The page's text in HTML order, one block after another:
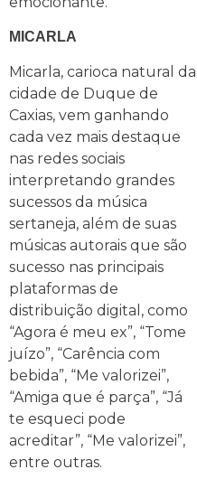
MICARLA
Micarla, carioca natural da
cidade de Duque de
Caxias, vem ganhando
cada vez mais destaque
nas redes sociais
interpretando grandes
sucessos da música
sertaneja, além de suas
músicas autorais que são
sucesso nas principais
plataformas de
distribuição digital, como
“Agora é meu ex”, “Tome
juízo”, “Carência com
bebida”, “Me valorizei”,
“Amiga que é parça”, “Já
te esqueci pode
acreditar”, “Me valorizei”,
entre outras.